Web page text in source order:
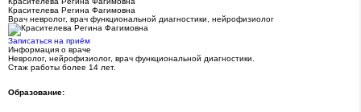
Красителева Регина Фагимовна
Врач невролог, врач функциональной диагностики, нейрофизиолог
Записаться на приём
Информация о враче
Невролог, нейрофизиолог, врач функциональной диагностики.
Стаж работы более 14 лет.
Образование: